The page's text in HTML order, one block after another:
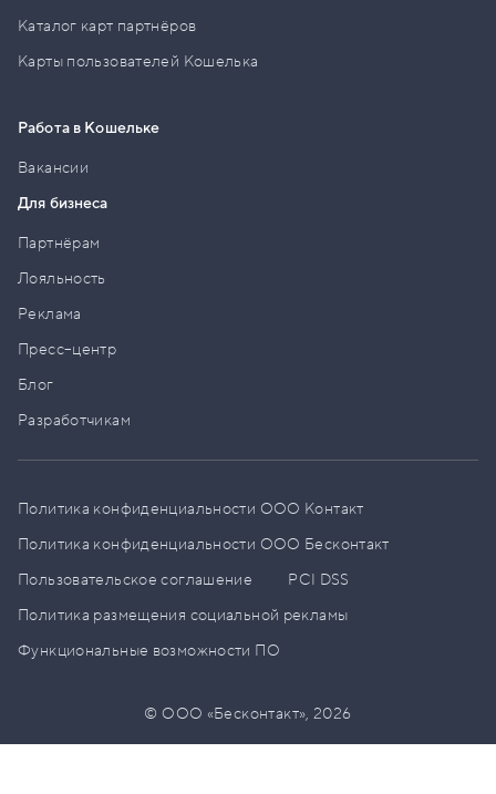
Каталог карт партнёров
Карты пользователей Кошелька
Работа в Кошельке
Вакансии
Для бизнеса
Партнёрам
Лояльность
Реклама
Пресс–центр
Блог
Разработчикам
Политика конфиденциальности ООО Контакт
Политика конфиденциальности ООО Бесконтакт
Пользовательское соглашение
PCI DSS
Политика размещения социальной рекламы
Функциональные возможности ПО
© ООО «Бесконтакт»,2026